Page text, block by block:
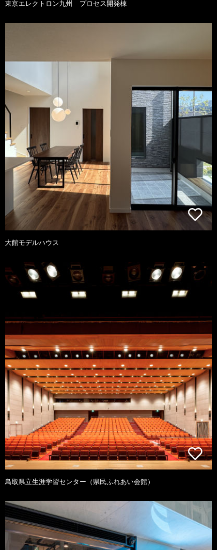
東京エレクトロン九州 プロセス開発棟
大館モデルハウス
鳥取県立生涯学習センター（県民ふれあい会館）